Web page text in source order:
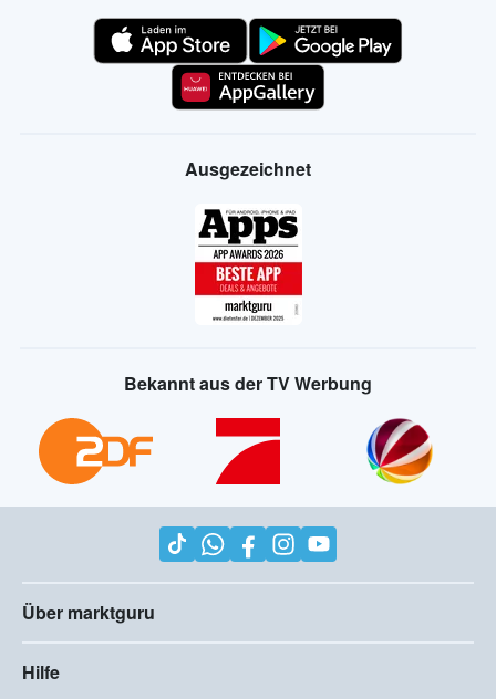
Ausgezeichnet
Bekannt aus der TV Werbung
Über marktguru
Hilfe